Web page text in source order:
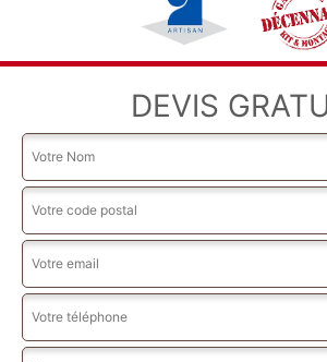
DEVIS